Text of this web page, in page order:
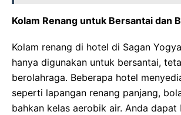
Kolam Renang untuk Bersantai dan
Kolam renang di hotel di Sagan
hanya digunakan untuk bersantai,
berolahraga. Beberapa hotel
seperti lapangan renang panjang,
bahkan kelas aerobik air. Anda dapat